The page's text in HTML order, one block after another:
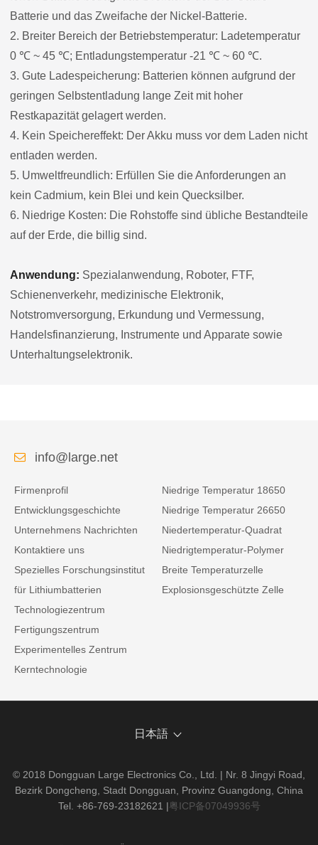
Batterie und das Zweifache der Nickel-Batterie.
2. Breiter Bereich der Betriebstemperatur: Ladetemperatur
0 ℃ ~ 45 ℃; Entladungstemperatur -21 ℃ ~ 60 ℃.
3. Gute Ladespeicherung: Batterien können aufgrund der
geringen Selbstentladung lange Zeit mit hoher
Restkapazität gelagert werden.
4. Kein Speichereffekt: Der Akku muss vor dem Laden nicht
entladen werden.
5. Umweltfreundlich: Erfüllen Sie die Anforderungen an
kein Cadmium, kein Blei und kein Quecksilber.
6. Niedrige Kosten: Die Rohstoffe sind übliche Bestandteile
auf der Erde, die billig sind.
Anwendung: Spezialanwendung, Roboter, FTF,
Schienenverkehr, medizinische Elektronik,
Notstromversorgung, Erkundung und Vermessung,
Handelsfinanzierung, Instrumente und Apparate sowie
Unterhaltungselektronik.
info@large.net
Firmenprofil
Entwicklungsgeschichte
Unternehmens Nachrichten
Kontaktiere uns
Spezielles Forschungsinstitut
für Lithiumbatterien
Technologiezentrum
Fertigungszentrum
Experimentelles Zentrum
Kerntechnologie
Niedrige Temperatur 18650
Niedrige Temperatur 26650
Niedertemperatur-Quadrat
Niedrigtemperatur-Polymer
Breite Temperaturzelle
Explosionsgeschützte Zelle
日本語
© 2018 Dongguan Large Electronics Co., Ltd. | Nr. 8 Jingyi Road,
Bezirk Dongcheng, Stadt Dongguan, Provinz Guangdong, China
Tel. +86-769-23182621 |粤ICP备07049936号